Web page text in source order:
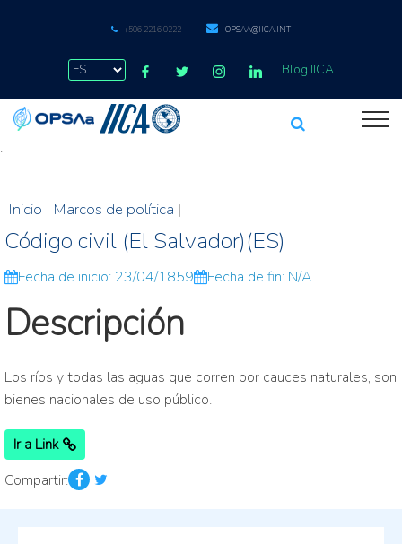
+506 2216 0222 OPSAA@IICA.INT
Blog IICA
.
Inicio | Marcos de política |
Código civil (El Salvador)(ES)
Fecha de inicio: 23/04/1859 Fecha de fin: N/A
Descripción
Los ríos y todas las aguas que corren por cauces naturales, son
bienes nacionales de uso público.
Ir a Link
Compartir: